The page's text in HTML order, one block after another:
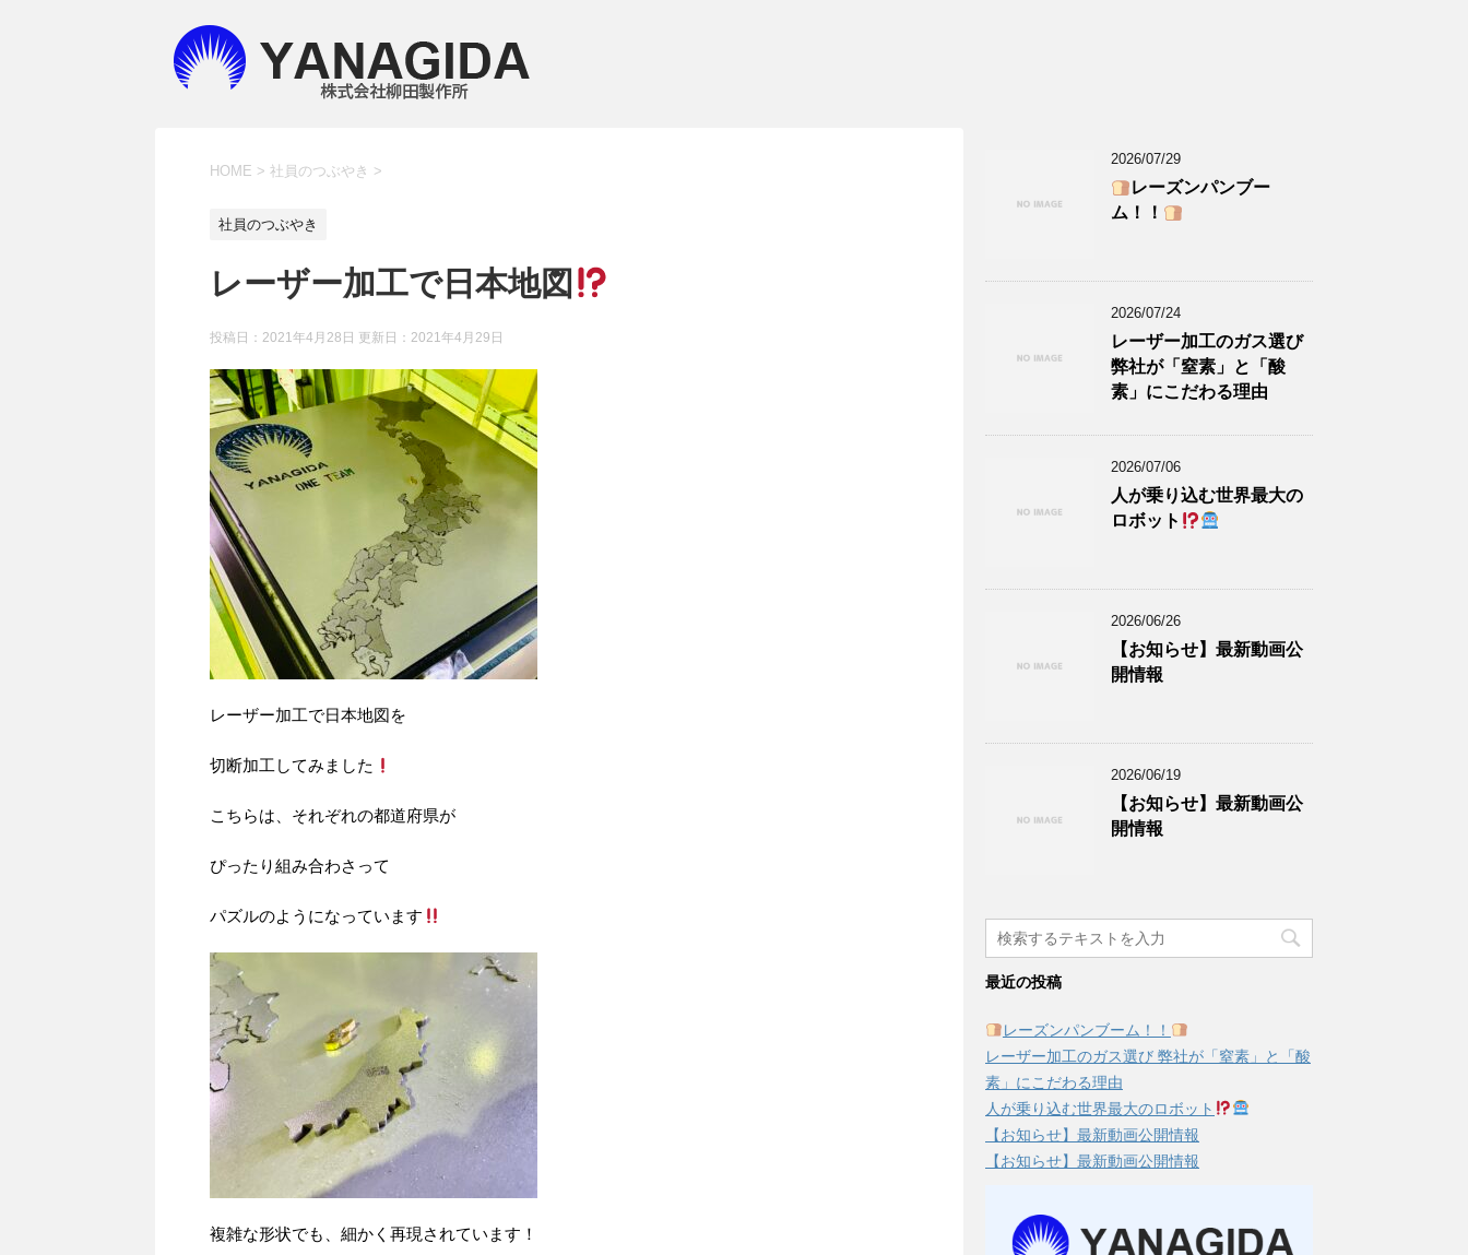
HOME > 社員のつぶやき >
社員のつぶやき
レーザー加工で日本地図
投稿日：2021年4月28日 更新日： 2021年4月29日
レーザー加工で日本地図を
切断加工してみました
こちらは、それぞれの都道府県が
ぴったり組み合わさって
パズルのようになっています
複雑な形状でも、細かく再現されています！
2026/07/29
レーズンパンブー
ム！！
2026/07/24
レーザー加工のガス選び
弊社が「窒素」と「酸
素」にこだわる理由
2026/07/06
人が乗り込む世界最大の
ロボット
2026/06/26
【お知らせ】最新動画公
開情報
2026/06/19
【お知らせ】最新動画公
開情報
最近の投稿
レーズンパンブーム！！
レーザー加工のガス選び 弊社が「窒素」と「酸
素」にこだわる理由
人が乗り込む世界最大のロボット
【お知らせ】最新動画公開情報
【お知らせ】最新動画公開情報